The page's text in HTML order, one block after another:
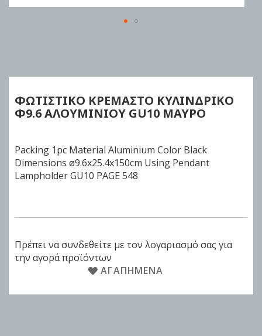
beginning
the
images
ΦΩΤΙΣΤΙΚΟ ΚΡΕΜΑΣΤΟ ΚΥΛΙΝΔΡΙΚΟ
Φ9.6ΑΛΟΥΜΙΝΙΟΥ GU10 ΜΑΥΡΟ
Packing 1pc Material Aluminium Color Black
Dimensions ø9.6x25.4x150cm Using Pendant
Lampholder GU10 PAGE 548
Πρέπει να συνδεθείτε με τον λογαριασμό σας για
την αγορά προϊόντων
ΑΓΑΠΗΜΈΝΑ